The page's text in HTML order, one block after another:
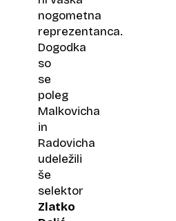
nogometna
reprezentanca.
Dogodka
so
se
poleg
Malkovicha
in
Radovicha
udeležili
še
selektor
Zlatko